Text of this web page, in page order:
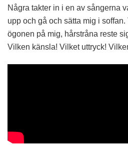
Några takter in i en av sångerna
upp och gå och sätta mig i
ögonen på mig, hårstråna reste
Vilken känsla! Vilket uttryck!